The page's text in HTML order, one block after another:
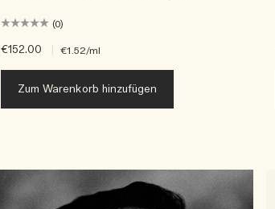
(0)
€152.00 €1.52/ml
Zum Warenkorb hinzufügen